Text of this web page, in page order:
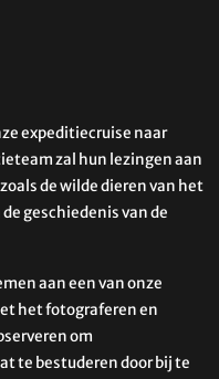
expeditiecruise naar
zal hun lezingen aan
de wilde dieren van het
geschiedenis van de
aan een van onze
het fotograferen en
om
te bestuderen door bij te